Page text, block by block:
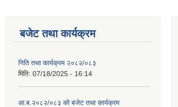
बजेट तथा कार्यक्रम
निति तथा कार्यक्रम २०८२/०८३
मिति: 07/18/2025 - 16:14
आ.ब.२०८२/०८३ को बजेट तथा कार्यक्रम